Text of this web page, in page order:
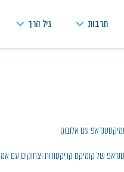
תרבות גיל הרך
עם אלנבוגן
של קומיקס קריקטורות וצחוקים עם